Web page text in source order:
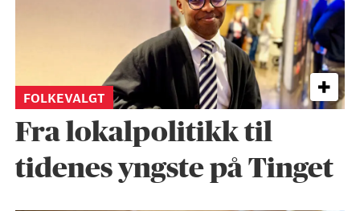
FOLKEVALGT
Fra lokalpolitikk til
tidenes yngste på Tinget